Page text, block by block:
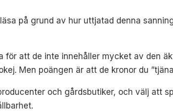
på grund av hur uttjatad denna
för att de inte innehåller mycket av den
Men poängen är att de kronor du
och gårdsbutiker, och välj att